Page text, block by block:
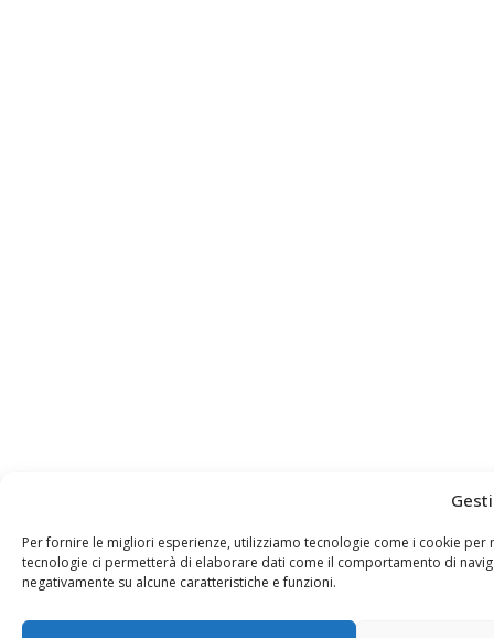
Per fornire le migliori esperienze, utilizziamo tecnologie come i cookie
tecnologie ci permetterà di elaborare dati come il comportamento di
negativamente su alcune caratteristiche e funzioni.